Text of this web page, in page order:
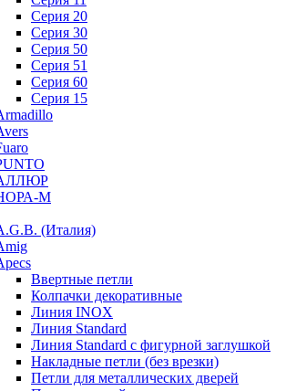
Серия 20
Серия 30
Серия 50
Серия 51
Серия 60
Серия 15
М
(Италия)
Ввертные петли
Колпачки декоративные
Линия INOX
Линия Standard
Линия Standard с фигурной заглушкой
Накладные петли (без врезки)
Петли для металлических дверей